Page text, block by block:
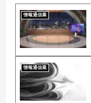
情報通信業
情報通信業